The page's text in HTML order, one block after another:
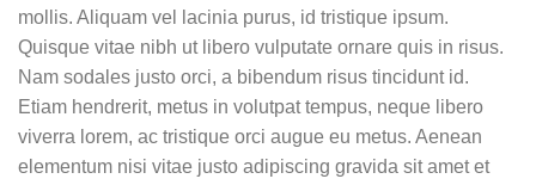
mollis. Aliquam vel lacinia purus, id tristique ipsum.
Quisque vitae nibh ut libero vulputate ornare quis in risus.
Nam sodales justo orci, a bibendum risus tincidunt id.
Etiam hendrerit, metus in volutpat tempus, neque libero
viverra lorem, ac tristique orci augue eu metus. Aenean
elementum nisi vitae justo adipiscing gravida sit amet et